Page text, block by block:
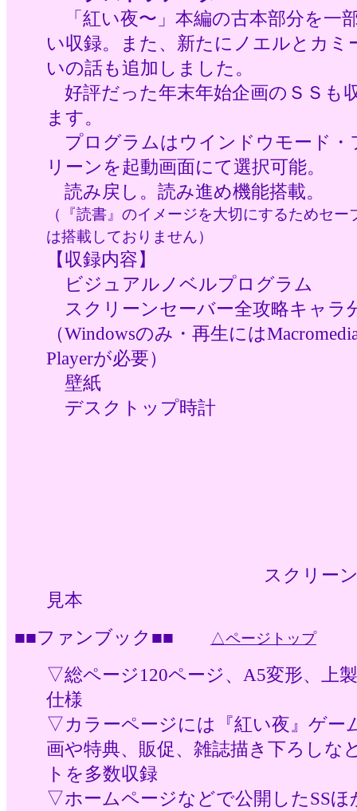
「紅い夜〜」本編の古本部分を一
い収録。また、新たにノエルとカミ
いの話も追加しました。
好評だった年末年始企画のＳＳも
ます。
プログラムはウインドウモード・
リーンを起動画面にて選択可能。
読み戻し。読み進め機能搭載。
（『読書』のイメージを大切にするためセー
は搭載しておりません）
【収録内容】
ビジュアルノベルプログラム
スクリーンセーバー全攻略キャラ
（Windowsのみ・再生には
Playerが必要）
壁紙
デスクトップ時計
スクリー
見本
■■ファンブック■■
△ページトップ
▽総ページ120ページ、A5変形、上
仕様
▽カラーページには『紅い夜』ゲー
画や特典、販促、雑誌描き下ろしな
トを多数収録
▽ホームページなどで公開したSSほ